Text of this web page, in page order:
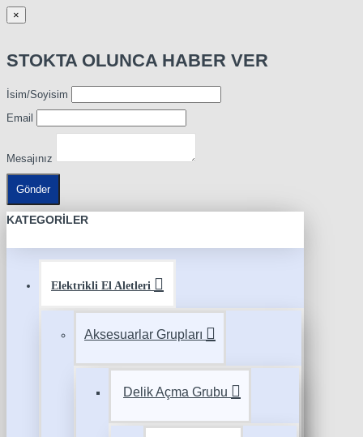
×
STOKTA OLUNCA HABER VER
İsim/Soyisim
Email
Mesajınız
Gönder
KATEGORILER
Elektrikli El Aletleri
Aksesuarlar Grupları
Delik Açma Grubu